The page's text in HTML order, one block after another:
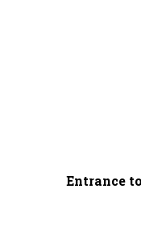
Entrance